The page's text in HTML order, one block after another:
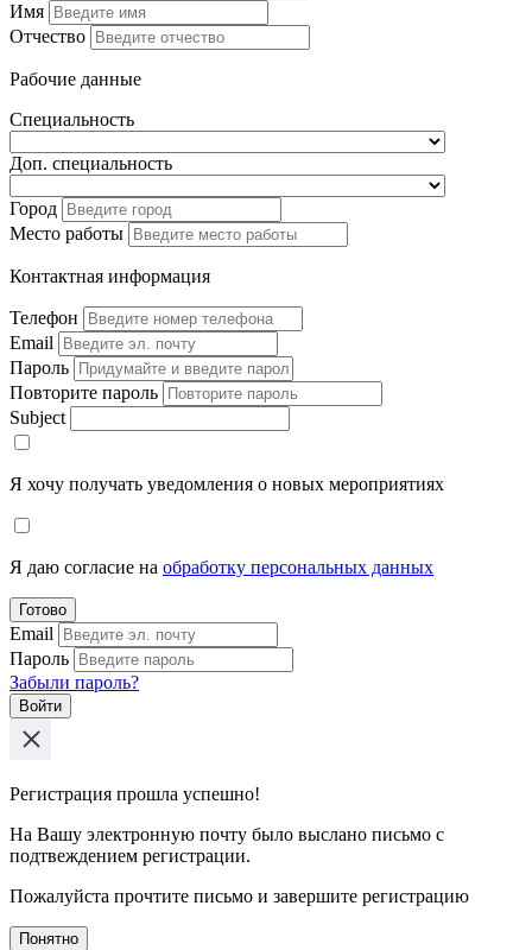
Имя
Отчество
Рабочие данные
Специальность
Доп. специальность
Город
Место работы
Контактная информация
Телефон
Email
Пароль
Повторите пароль
Subject
Я хочу получать уведомления о новых мероприятиях
Я даю согласие на обработку персональных данных
Готово
Email
Пароль
Забыли пароль?
Войти
Регистрация прошла успешно!
На Вашу электронную почту было выслано письмо с
подтвеждением регистрации.
Пожалуйста прочтите письмо и завершите регистрацию
Понятно